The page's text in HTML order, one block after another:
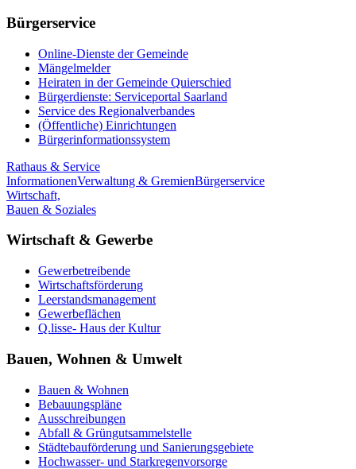
Bürgerservice
Online-Dienste der Gemeinde
Mängelmelder
Heiraten in der Gemeinde Quierschied
Bürgerdienste: Serviceportal Saarland
Service des Regionalverbandes
(Öffentliche) Einrichtungen
Bürgerinformationssystem
Rathaus & Service
InformationenVerwaltung & GremienBürgerservice
Wirtschaft,
Bauen & Soziales
Wirtschaft & Gewerbe
Gewerbetreibende
Wirtschaftsförderung
Leerstandsmanagement
Gewerbeflächen
Q.lisse- Haus der Kultur
Bauen, Wohnen & Umwelt
Bauen & Wohnen
Bebauungspläne
Ausschreibungen
Abfall & Grüngutsammelstelle
Städtebauförderung und Sanierungsgebiete
Hochwasser- und Starkregenvorsorge